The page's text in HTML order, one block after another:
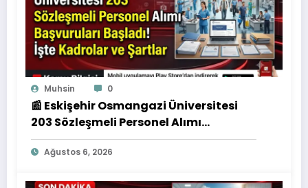
Muhsin 0
📰 Eskişehir Osmangazi Üniversitesi
203 Sözleşmeli Personel Alımı
Başvuruları Başladı! İşte Kadrolar ve
Şartlar
Ağustos 6, 2026